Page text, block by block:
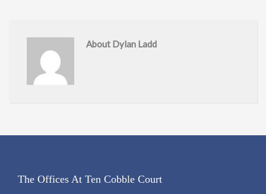
About Dylan Ladd
The Offices At Ten Cobble Court